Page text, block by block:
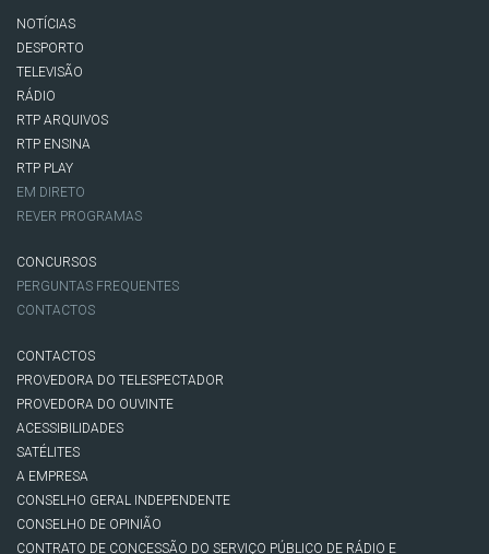
NOTÍCIAS
DESPORTO
TELEVISÃO
RÁDIO
RTP ARQUIVOS
RTP ENSINA
RTP PLAY
EM DIRETO
REVER PROGRAMAS
CONCURSOS
PERGUNTAS FREQUENTES
CONTACTOS
CONTACTOS
PROVEDORA DO TELESPECTADOR
PROVEDORA DO OUVINTE
ACESSIBILIDADES
SATÉLITES
A EMPRESA
CONSELHO GERAL INDEPENDENTE
CONSELHO DE OPINIÃO
CONTRATO DE CONCESSÃO DO SERVIÇO PÚBLICO DE RÁDIO E